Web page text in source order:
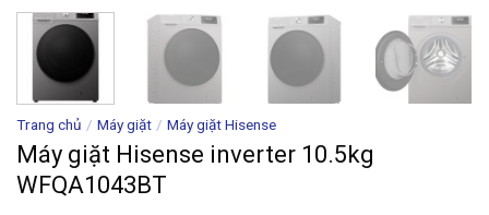
Trang chủ / Máy giặt / Máy giặt Hisense
Máy giặt Hisense inverter 10.5kg
WFQA1043BT